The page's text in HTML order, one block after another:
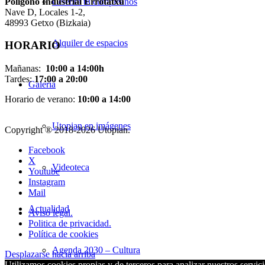
Alquiler de espacios
Galería
Utopian en imágenes
Videoteca
Actualidad
Agenda 2030 – Cultura
Nave D, Locales 1-2,
48993 Getxo (Bizkaia)
HORARIO
Mañanas: 10:00 a 14:00h
Tardes:17:00 a 20:00
Horario de verano: 10:00 a 14:00
Copyright ® 2018-2026 Utopian.
Facebook
X
Youtube
Instagram
Mail
Aviso legal.
Politica de privacidad.
Política de cookies
Desplazarse hacia arriba